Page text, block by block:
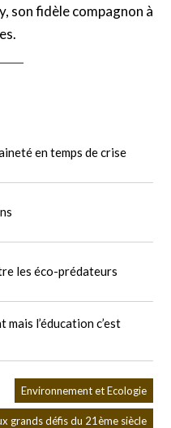
son fidèle compagnon à
en temps de crise
les éco-prédateurs
mais l’éducation c’est
Environnement et Ecologie
grands défis du 21ème siècle